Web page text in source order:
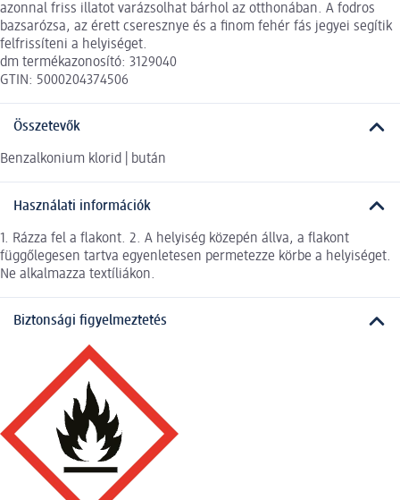
azonnal friss illatot varázsolhat bárhol az otthonában. A fodros
bazsarózsa, az érett cseresznye és a finom fehér fás jegyei segítik
felfrissíteni a helyiséget.
dm termékazonosító: 3129040
GTIN: 5000204374506
Összetevők
Benzalkonium klorid | bután
Használati információk
1. Rázza fel a flakont. 2. A helyiség közepén állva, a flakont
függőlegesen tartva egyenletesen permetezze körbe a helyiséget.
Ne alkalmazza textíliákon.
Biztonsági figyelmeztetés